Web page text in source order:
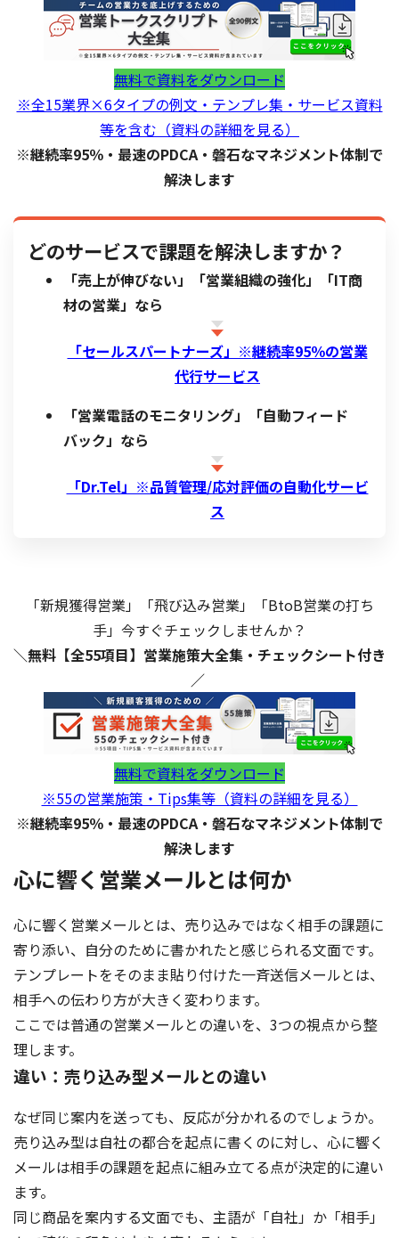
無料で資料をダウンロード
※全15業界×6タイプの例文・テンプレ集・サービス資料
等を含む（資料の詳細を見る）
※継続率95％・最速のPDCA・磐石なマネジメント体制で
解決します
どのサービスで課題を解決しますか？
「売上が伸びない」「営業組織の強化」「IT商
材の営業」なら
「セールスパートナーズ」※継続率95％の営業
代行サービス
「営業電話のモニタリング」「自動フィード
バック」なら
「Dr.Tel」※品質管理/応対評価の自動化サービ
ス
「新規獲得営業」「飛び込み営業」「BtoB営業の打ち
手」今すぐチェックしませんか？
＼無料【全55項目】営業施策大全集・チェックシート付き
／
無料で資料をダウンロード
※55の営業施策・Tips集等（資料の詳細を見る）
※継続率95％・最速のPDCA・磐石なマネジメント体制で
解決します
心に響く営業メールとは何か
心に響く営業メールとは、売り込みではなく相手の課題に
寄り添い、自分のために書かれたと感じられる文面です。
テンプレートをそのまま貼り付けた一斉送信メールとは、
相手への伝わり方が大きく変わります。
ここでは普通の営業メールとの違いを、3つの視点から整
理します。
違い：売り込み型メールとの違い
なぜ同じ案内を送っても、反応が分かれるのでしょうか。
売り込み型は自社の都合を起点に書くのに対し、心に響く
メールは相手の課題を起点に組み立てる点が決定的に違い
ます。
同じ商品を案内する文面でも、主語が「自社」か「相手」